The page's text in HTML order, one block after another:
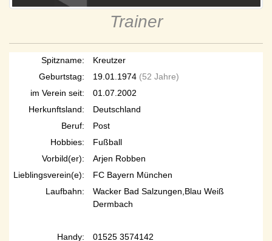
Trainer
Spitzname:
Kreutzer
Geburtstag:
19.01.1974 (52 Jahre)
im Verein seit:
01.07.2002
Herkunftsland:
Deutschland
Beruf:
Post
Hobbies:
Fußball
Vorbild(er):
Arjen Robben
Lieblingsverein(e):
FC Bayern München
Laufbahn:
Wacker Bad Salzungen,Blau Weiß
Dermbach
Handy:
01525 3574142